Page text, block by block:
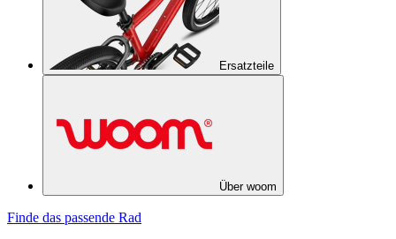
Ersatzteile
Über woom
Finde das passende Rad